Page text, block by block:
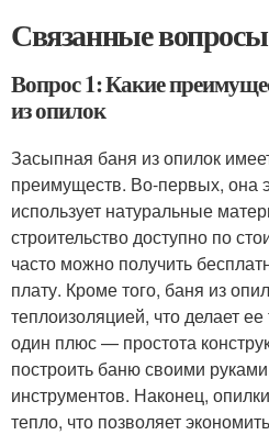
Связанные
Вопрос 1: Какие
из опилок
Засыпная баня из опилок
преимуществ. Во-первых, она
использует натуральные
строительство доступно по
часто можно получить
плату. Кроме того, баня из
теплоизоляцией, что делает
один плюс — простота
построить баню своими
инструментов. Наконец,
тепло, что позволяет